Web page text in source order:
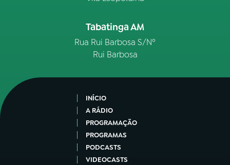
Tabatinga AM
Rua Rui Barbosa S/Nº
Rui Barbosa
INÍCIO
A RÁDIO
PROGRAMAÇÃO
PROGRAMAS
PODCASTS
VIDEOCASTS